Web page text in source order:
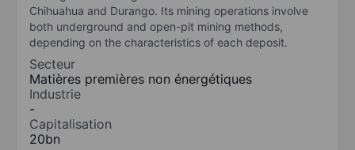
Chihuahua and Durango. Its mining operations involve
both underground and open-pit mining methods,
depending on the characteristics of each deposit.
Secteur
Matières premières non énergétiques
Industrie
-
Capitalisation
20bn